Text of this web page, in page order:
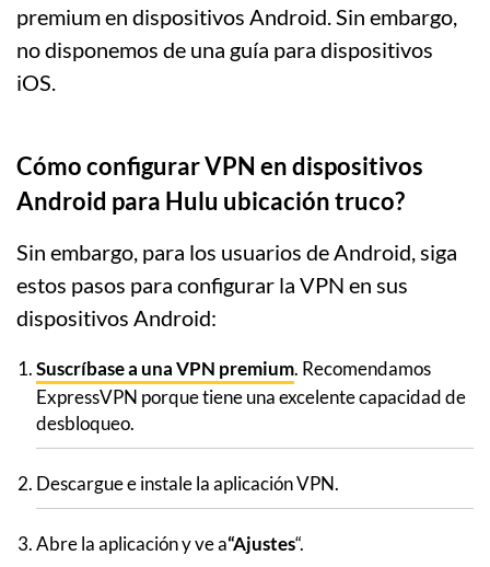
premium en dispositivos Android. Sin embargo,
no disponemos de una guía para dispositivos
iOS.
Cómo configurar VPN en dispositivos
Android para Hulu ubicación truco?
Sin embargo, para los usuarios de Android, siga
estos pasos para configurar la VPN en sus
dispositivos Android:
Suscríbase a una VPN premium. Recomendamos
ExpressVPN porque tiene una excelente capacidad de
desbloqueo.
Descargue e instale la aplicación VPN.
Abre la aplicación y ve a“Ajustes“.